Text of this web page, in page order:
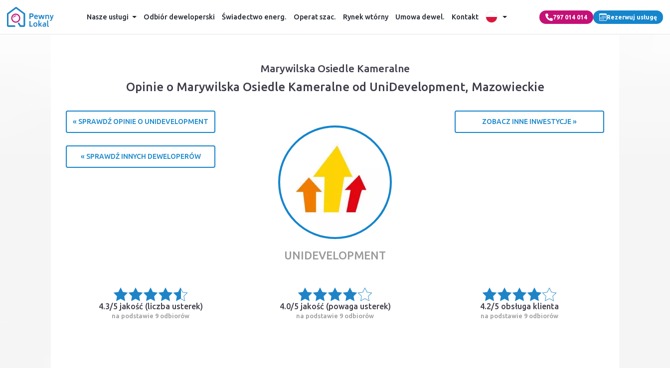
Nasze usługi Odbiór deweloperski Świadectwo energ. Operat szac. Rynek wtórny Umowa dewel. Kontakt 797 014 014 Rezerwuj usługę
Marywilska Osiedle Kameralne
Opinie o Marywilska Osiedle Kameralne od UniDevelopment, Mazowieckie
« SPRAWDŹ OPINIE O UNIDEVELOPMENT
« SPRAWDŹ INNYCH DEWELOPERÓW
ZOBACZ INNE INWESTYCJE »
UNIDEVELOPMENT
4.3/5 jakość (liczba usterek)
na podstawie 9 odbiorów
4.0/5 jakość (powaga usterek)
na podstawie 9 odbiorów
4.2/5 obsługa klienta
na podstawie 9 odbiorów